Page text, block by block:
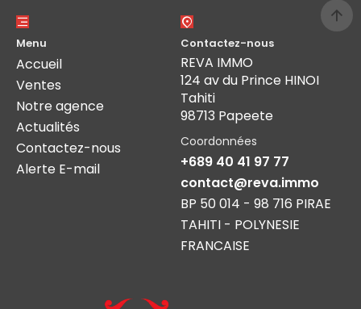
Menu
Accueil
Ventes
Notre agence
Actualités
Contactez-nous
Alerte E-mail
Contactez-nous
REVA IMMO
124 av du Prince HINOI
Tahiti
98713 Papeete
Coordonnées
+689 40 41 97 77
contact@reva.immo
BP 50 014 - 98 716 PIRAE
TAHITI - POLYNESIE
FRANCAISE